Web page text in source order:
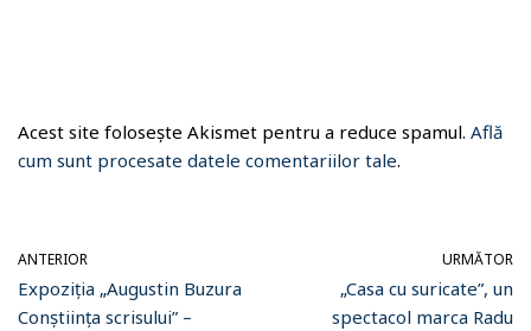
Acest site folosește Akismet pentru a reduce spamul. Află
cum sunt procesate datele comentariilor tale.
ANTERIOR
Expoziția „Augustin Buzura
Conștiința scrisului” –
URMĂTOR
„Casa cu suricate”, un
spectacol marca Radu